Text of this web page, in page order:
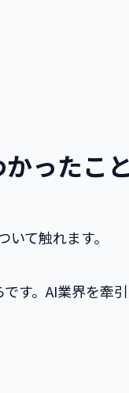
ったこと
て触れます。
す。AI業界を牽